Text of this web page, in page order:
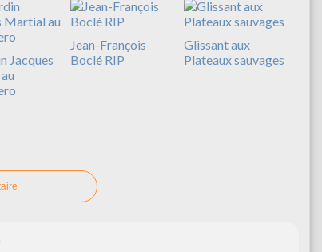
Jacques
Jean-François
Boclé RIP
Glissant aux
Plateaux sauvages